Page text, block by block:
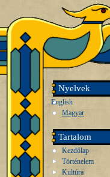
Nyelvek
English
Magyar
Tartalom
Kezdőlap
Történelem
Kultúra